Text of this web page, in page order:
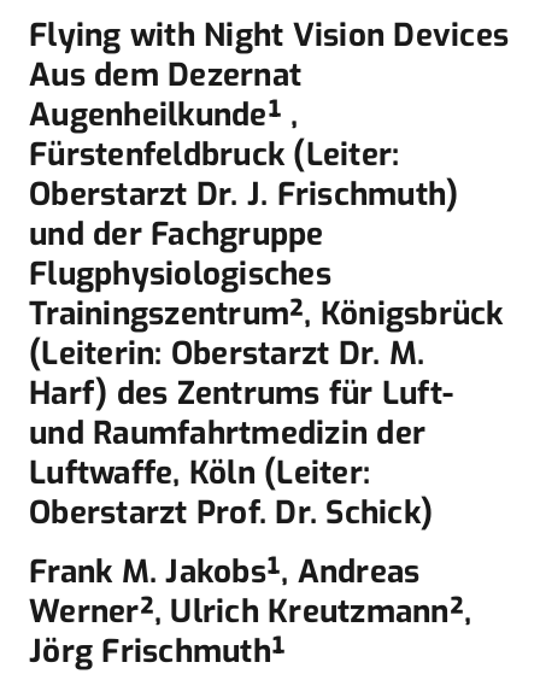
Flying with Night Vision Devices
Aus dem Dezernat
Augenheilkunde¹ ,
Fürstenfeldbruck (Leiter:
Oberstarzt Dr. J. Frischmuth)
und der Fachgruppe
Flugphysiologisches
Trainingszentrum², Königsbrück
(Leiterin: Oberstarzt Dr. M.
Harf) des Zentrums für Luft-
und Raumfahrtmedizin der
Luftwaffe, Köln (Leiter:
Oberstarzt Prof. Dr. Schick)
Frank M. Jakobs¹, Andreas
Werner², Ulrich Kreutzmann²,
Jörg Frischmuth¹